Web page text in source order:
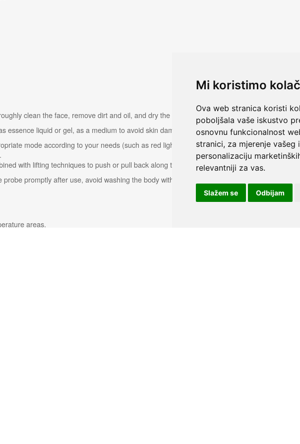
Mi koristimo
Ova web stranica koristi
poboljšala vaše iskustvo
osnovnu funkcionalnost
stranici, za mjerenje vašeg
personalizaciju
relevantniji za vas.
Slažem se Odbijam